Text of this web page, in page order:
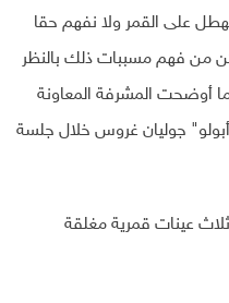
يهطل على القمر ولا نفهم حقا
من فهم مسببات ذلك بالنظر
ما أوضحت المشرفة المعاونة
جوليان غروس خلال جلسة
سوى ثلاث عينات قمرية مغلقة